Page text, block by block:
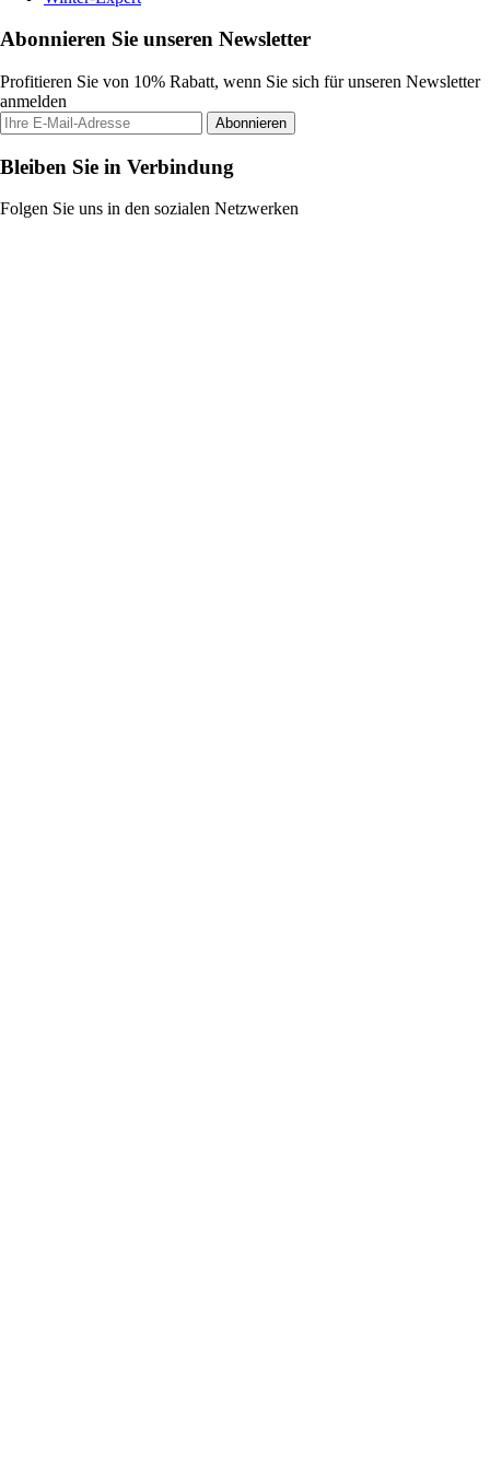
Abonnieren Sie unseren Newsletter
Profitieren Sie von 10% Rabatt, wenn Sie sich für unseren Newsletter
anmelden
Abonnieren
Bleiben Sie in Verbindung
Folgen Sie uns in den sozialen Netzwerken